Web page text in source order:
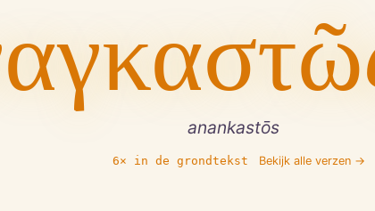
anankastōs
6× in de grondtekst Bekijk alle verzen →